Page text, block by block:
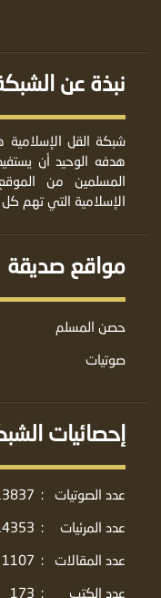
نبذة عن
شبكة القل
هدفه الوحيد أن
المسلمين من
الإسلامية التي تهم كل
مواقع صديقة
حصن المسلم
صوتيات
إحصائيات
عدد الصوتيات :
عدد المرئيات
:
عدد المقالات
:
1107
عدد الكتب
:
173